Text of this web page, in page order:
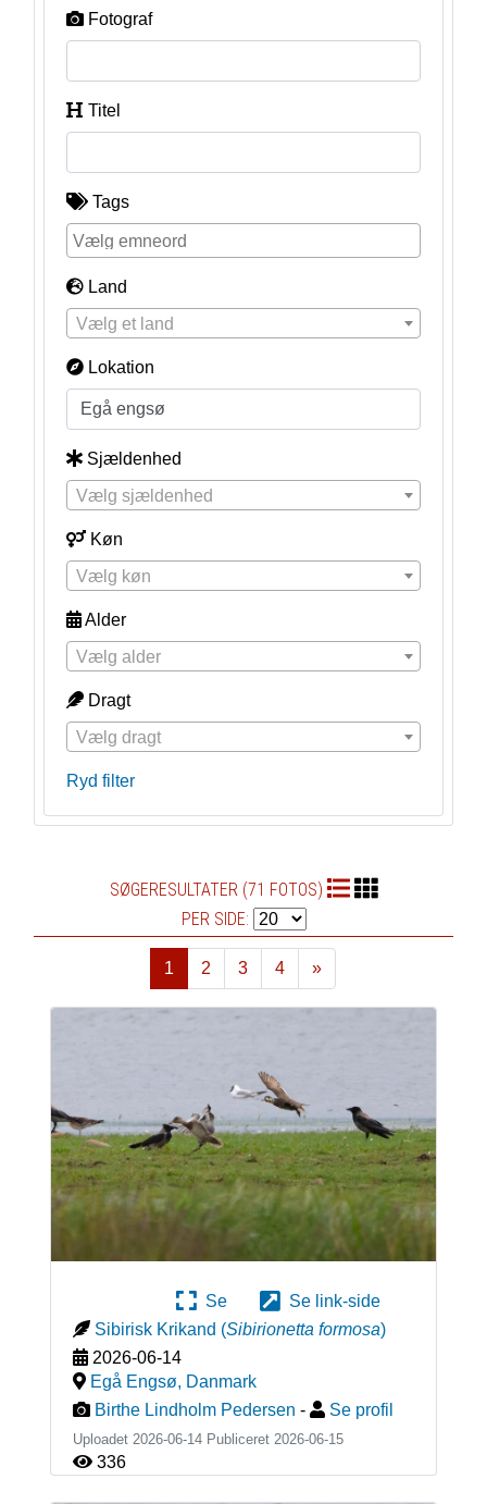
Fotograf
Titel
Tags
Land
Vælg et land
Lokation
Sjældenhed
Vælg sjældenhed
Køn
Vælg køn
Alder
Vælg alder
Dragt
Vælg dragt
Ryd filter
SØGERESULTATER (71 FOTOS)
PER SIDE:
1 2 3 4
»
Næste
Se
Se link-side
Sibirisk Krikand (Sibirionetta formosa)
2026-06-14
Egå Engsø, Danmark
Birthe Lindholm Pedersen - Se profil
Uploadet 2026-06-14 Publiceret 2026-06-15
336